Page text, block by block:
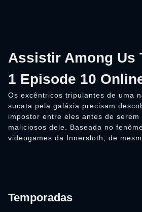
Assistir Among Us
1 Episode 10
Os excêntricos tripulantes de uma
sucata pela galáxia precisam
impostor entre eles antes de
maliciosos dele. Baseada no
videogames da Innersloth, de
Temporadas